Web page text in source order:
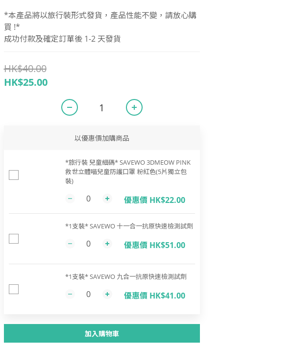
*本產品將以旅行裝形式發貨，產品性能不變，請放心購
買 !*
成功付款及確定訂單後 1-2 天發貨
HK$40.00
HK$25.00
以優惠價加購商品
*旅行裝 兒童細碼* SAVEWO 3DMEOW PINK
救世立體喵兒童防護口罩 粉紅色(5片獨立包
裝)
優惠價 HK$22.00
*1支裝* SAVEWO 十一合一抗原快速檢測試劑
優惠價 HK$51.00
*1支裝* SAVEWO 九合一抗原快速檢測試劑
優惠價 HK$41.00
加入購物車